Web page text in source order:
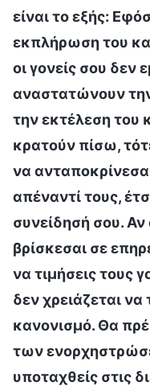
είναι το εξής:
εκπλήρωση του
οι γονείς σου δεν
αναστατώνουν
την εκτέλεση του
κρατούν πίσω,
να
απέναντί τους,
συνείδησή σου. Αν
βρίσκεσαι σε
να τιμήσεις τους
δεν χρειάζεται
κανονισμό. Θα
των
υποταχθείς στις